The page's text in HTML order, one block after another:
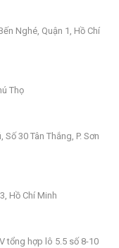
Nghé, Quận 1, Hồ Chí
Thọ
30 Tân Thắng, P. Sơn
Hồ Chí Minh
tổng hợp lô 5.5 số 8-10